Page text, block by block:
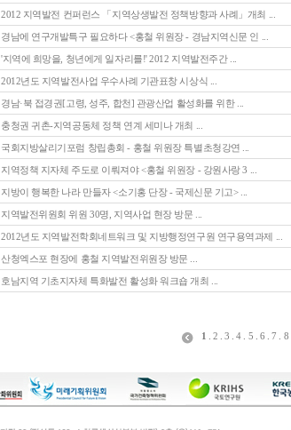
2012 지역발전 컨퍼런스 「지역상생발전 정책방향과 사례」개최 ...
경남에 연구개발특구 필요하다 <홍철 위원장 - 경남지역신문 인 ...
'지역에 희망을, 청년에게 일자리를!' 2012 지역발전주간 ...
2012년도 지역발전사업 우수사례 기관표창 시상식 ...
경남·북 접경권[고령, 성주, 합천] 관광산업 활성화를 위한 ...
충청권 귀촌-지역공동체 정책 연계 세미나 개최 ...
국회지방살리기포럼 창립총회 - 홍철 위원장 특별초청강연 ...
지역정책 지자체 주도로 이뤄져야 <홍철 위원장 - 강원사랑 3 ...
지방이 행복한 나라 만들자 <소기홍 단장 - 국제신문 기고> ...
지역발전위원회 위원 30명, 지역사업 현장 방문 ...
2012년도 지역발전학회네트워크 및 지방행정연구원 연구용역과제 ...
산청엑스포 현장에 홍철 지역발전위원장 방문 ...
호남지역 기초지자체 특화발전 활성화 워크숍 개최 ...
1. 2 . 3 .4. 5 . 6 .7 . 8